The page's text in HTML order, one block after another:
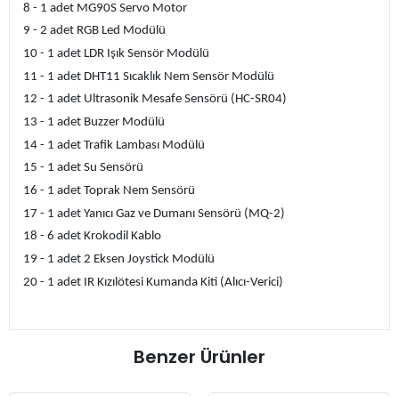
8 - 1 adet MG90S Servo Motor
9 - 2 adet RGB Led Modülü
10 - 1 adet LDR Işık Sensör Modülü
11 - 1 adet DHT11 Sıcaklık Nem Sensör Modülü
12 - 1 adet Ultrasonik Mesafe Sensörü (HC-SR04)
13 - 1 adet Buzzer Modülü
14 - 1 adet Trafik Lambası Modülü
15 - 1 adet Su Sensörü
16 - 1 adet Toprak Nem Sensörü
17 - 1 adet Yanıcı Gaz ve Dumanı Sensörü (MQ-2)
18 - 6 adet Krokodil Kablo
19 - 1 adet 2 Eksen Joystick Modülü
20 - 1 adet IR Kızılötesi Kumanda Kiti (Alıcı-Verici)
Benzer Ürünler